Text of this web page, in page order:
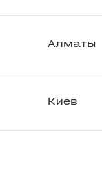
Алматы
Киев